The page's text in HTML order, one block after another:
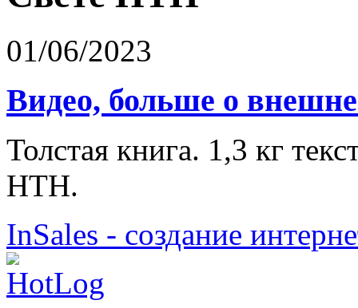
01/06/2023
Видео, больше о
Толстая книга. 1,3 кг
НТН.
InSales - создание